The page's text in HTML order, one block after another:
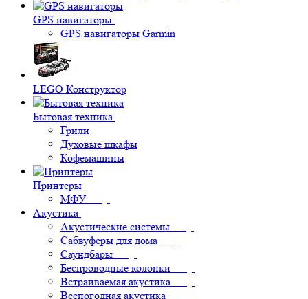
GPS навигаторы
GPS навигаторы Garmin
LEGO Конструктор
Бытовая техника
Грили
Духовые шкафы
Кофемашины
Принтеры
МФУ
Акустика
Акустические системы
Сабвуферы для дома
Саундбары
Беспроводные колонки
Встраиваемая акустика
Всепогодная акустика